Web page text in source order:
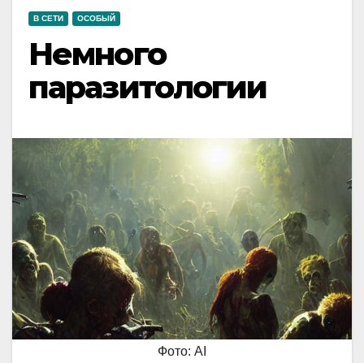
В СЕТИ ОСОБЫЙ
Немного
паразитологии
Фото: AI